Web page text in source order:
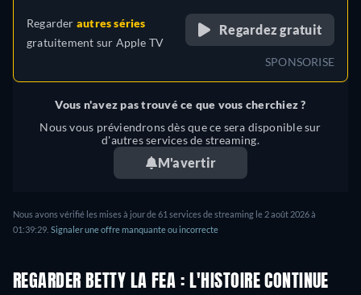
Regarder autres séries
gratuitement sur Apple TV
Regardez gratuit
SPONSORISE
Vous n'avez pas trouvé ce que vous cherchiez ?
Nous vous préviendrons dès que ce sera disponible sur
d'autres services de streaming.
M'avertir
Nous avons vérifié les mises à jour de 61 services de streaming le 2 août 2026 à
01:39:29. Signaler une offre manquante ou incorrecte
REGARDER BETTY LA FEA : L'HISTOIRE CONTINUE